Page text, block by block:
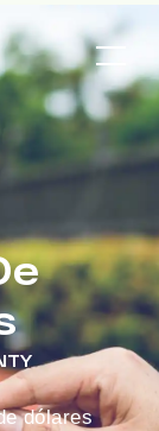
dólares